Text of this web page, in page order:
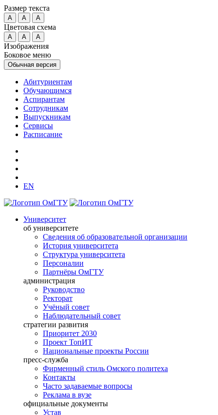
Размер текста
A A A
Цветовая схема
A A A
Изображения
Боковое меню
Обычная версия
Абитуриентам
Обучающимся
Аспирантам
Сотрудникам
Выпускникам
Сервисы
Расписание
EN
Университет
об университете
Сведения об образовательной организации
История университета
Структура университета
Персоналии
Партнёры ОмГТУ
администрация
Руководство
Ректорат
Учёный совет
Наблюдательный совет
стратегии развития
Приоритет 2030
Проект ТопИТ
Национальные проекты России
пресс-служба
Фирменный стиль Омского политеха
Контакты
Часто задаваемые вопросы
Реклама в вузе
официальные документы
Устав